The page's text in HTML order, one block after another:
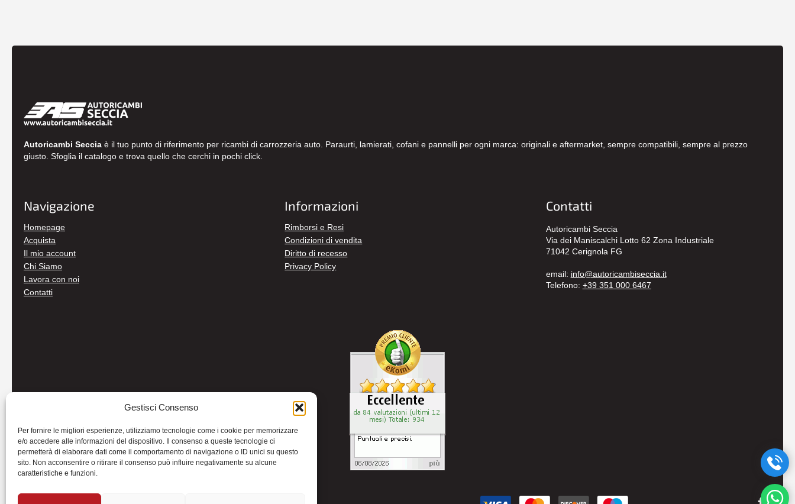
Gestisci Consenso
Per fornire le migliori esperienze, utilizziamo tecnologie come i cookie per memorizzare
e/o accedere alle informazioni del dispositivo. Il consenso a queste tecnologie ci
permetterà di elaborare dati come il comportamento di navigazione o ID unici su questo
sito. Non acconsentire o ritirare il consenso può influire negativamente su alcune
caratteristiche e funzioni.
Autoricambi Seccia è il tuo punto di riferimento per ricambi di carrozzeria auto. Paraurti, lamierati, cofani e pannelli per ogni marca: originali e aftermarket, sempre compatibili, sempre al prezzo
giusto. Sfoglia il catalogo e trova quello che cerchi in pochi click.
Navigazione
Homepage
Acquista
Il mio account
Chi Siamo
Lavora con noi
Contatti
Informazioni
Rimborsi e Resi
Condizioni di vendita
Diritto di recesso
Privacy Policy
Contatti
Autoricambi Seccia
Via dei Maniscalchi Lotto 62 Zona Industriale
71042 Cerignola FG
email: info@autoricambiseccia.it
Telefono: +39 351 000 6467